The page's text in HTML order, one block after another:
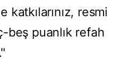
resmi
beş puanlık refah